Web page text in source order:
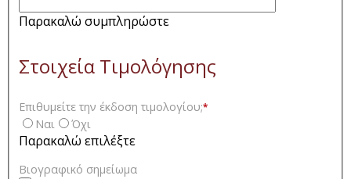
Παρακαλώ συμπληρώστε
Στοιχεία Τιμολόγησης
Επιθυμείτε την έκδοση τιμολογίου;*
Ναι Όχι
Παρακαλώ επιλέξτε
Βιογραφικό σημείωμα